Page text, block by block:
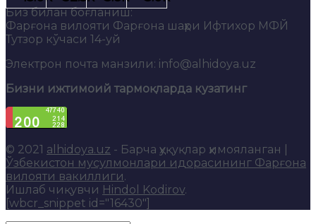
Биз билан боғланиш:
Фарғона вилояти Фарғона шаҳри Ифтихор МФЙ
Тутзор кўчаси 14-уй
Электрон почта манзили: info@alhidoya.uz
Бизни ижтимоий тармоқларда кузатинг
© 2021 alhidoya.uz - Барча ҳуқуқлар ҳимояланган |
Ўзбекистон мусулмонлари идорасининг Фарғона
вилояти вакиллиги.
Ишлаб чиқувчи Hindol Kodirov.
[wbcr_snippet id="16430"]